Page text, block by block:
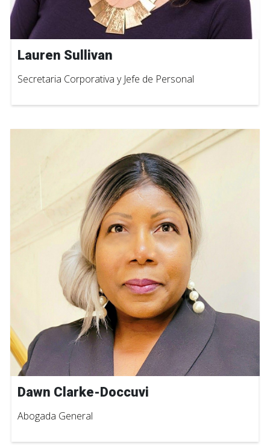
Lauren Sullivan
Secretaria Corporativa y Jefe de Personal
Dawn Clarke-Doccuvi
Abogada General